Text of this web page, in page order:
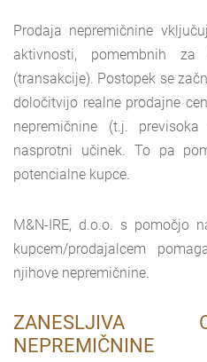
Prodaja nepremičnine
aktivnosti, pomembnih za
(transakcije). Postopek se
določitvijo realne prodajne
nepremičnine (t.j.
nasprotni učinek. To pa
potencialne kupce.
M&N-IRE, d.o.o. s pomočjo
kupcem/prodajalcem
njihove nepremičnine.
ZANESLJIVA
NEPREMIČNINE